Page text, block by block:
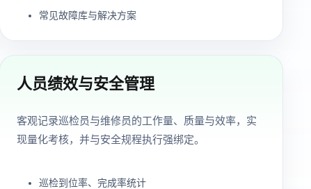
常见故障库与解决方案
人员绩效与安全管理
客观记录巡检员与维修员的工作量、质量与效率，实
现量化考核，并与安全规程执行强绑定。
巡检到位率、完成率统计